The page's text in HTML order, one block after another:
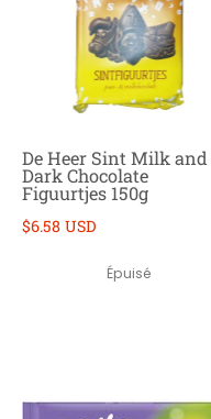
De Heer Sint Milk and
Dark Chocolate
Figuurtjes 150g
$6.58 USD
Épuisé